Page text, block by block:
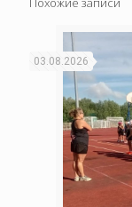
03.08.2026